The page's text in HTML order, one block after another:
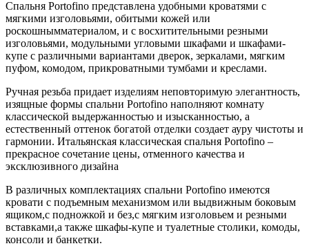
Спальня Portofino представлена удобными кроватями с
мягкими изголовьями, обитыми кожей или
роскошнымматериалом, и с восхитительными резными
изголовьями, модульными угловыми шкафами и шкафами-
купе с различными вариантами дверок, зеркалами, мягким
пуфом, комодом, прикроватными тумбами и креслами.
Ручная резьба придает изделиям неповторимую элегантность,
изящные формы спальни Portofino наполняют комнату
классической выдержанностью и изысканностью, а
естественный оттенок богатой отделки создает ауру чистоты и
гармонии. Итальянская классическая спальня Portofino –
прекрасное сочетание цены, отменного качества и
эксклюзивного дизайна
В различных комплектациях спальни Portofino имеются
кровати с подъемным механизмом или выдвижным боковым
ящиком,с подножкой и без,с мягким изголовьем и резными
вставками,а также шкафы-купе и туалетные столики, комоды,
консоли и банкетки.